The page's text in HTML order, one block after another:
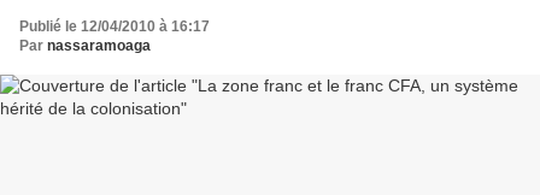
Publié le 12/04/2010 à 16:17
Par nassaramoaga